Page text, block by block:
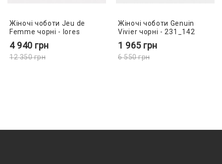
Жіночі чоботи Jeu de
Femme чорні - lores
4 940 грн
12 350грн
Жіночі чоботи Genuin
Vivier чорні - 231_142
1 965 грн
6 550грн